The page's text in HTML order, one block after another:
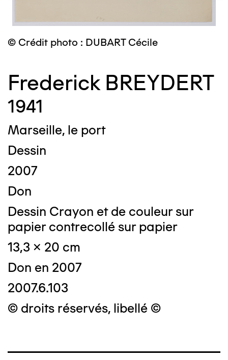
© Crédit photo : DUBART Cécile
Frederick BREYDERT
1941
Marseille, le port
Dessin
2007
Don
Dessin Crayon et de couleur sur
papier contrecollé sur papier
13,3 x 20 cm
Don en 2007
2007.6.103
© droits réservés, libellé ©